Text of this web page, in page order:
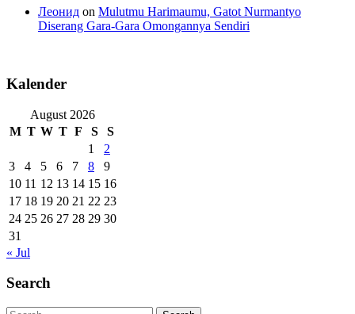
Леонид on Mulutmu Harimaumu, Gatot Nurmantyo
Diserang Gara-Gara Omongannya Sendiri
Kalender
August 2026
M T W T F S
S
1
2
3
4 5 6 7 8
9
10 11 12 13 14 15 16
17 18 19 20 21 22 23
24 25 26 27 28 29 30
31
« Jul
Search